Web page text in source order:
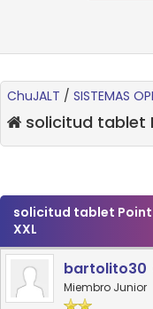
ChuJALT / SISTEMAS
solicitud tablet
solicitud tablet Point
XXL
bartolito30
Miembro Junior